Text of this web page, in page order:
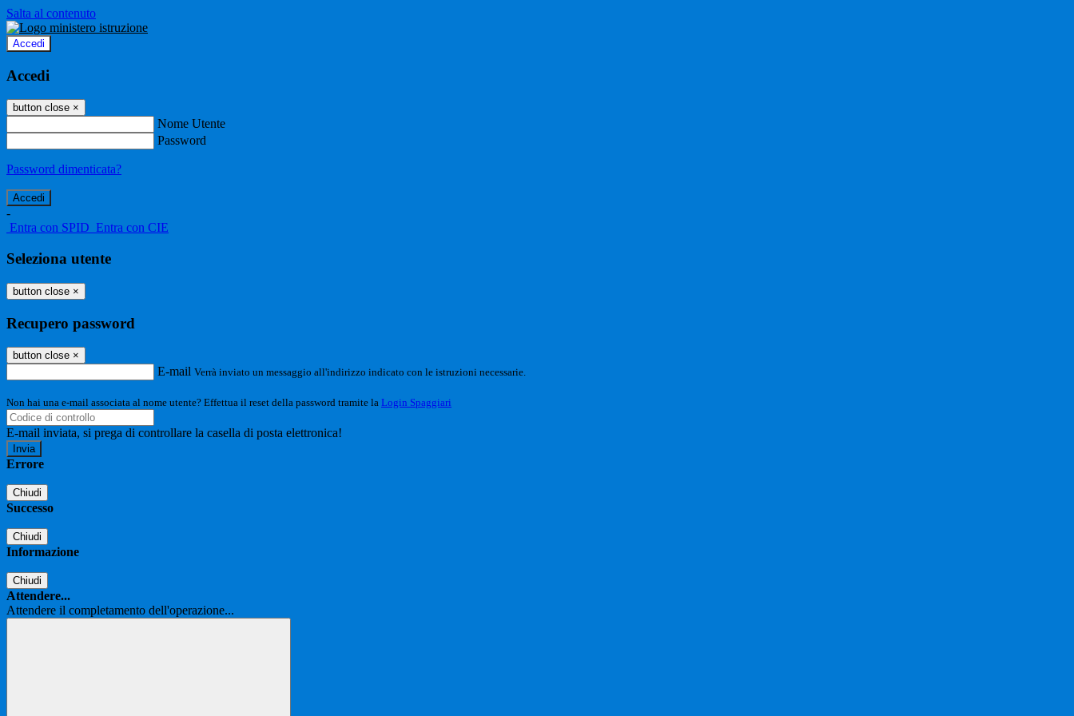
Salta al contenuto
Accedi
Accedi
button close ×
Nome Utente
Password
Password dimenticata?
-
Entra con SPID Entra con CIE
Seleziona utente
button close ×
Recupero password
button close ×
E-mail Verrà inviato un messaggio all'indirizzo indicato con le istruzioni necessarie.
Non hai una e-mail associata al nome utente? Effettua il reset della password tramite la Login Spaggiari
E-mail inviata, si prega di controllare la casella di posta elettronica!
Errore
Chiudi
Successo
Chiudi
Informazione
Chiudi
Attendere...
Attendere il completamento dell'operazione...